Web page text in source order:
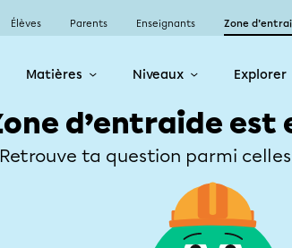
Élèves Parents Enseignants Zone
Matières Niveaux Explorer
d’entraide
ta question parmi